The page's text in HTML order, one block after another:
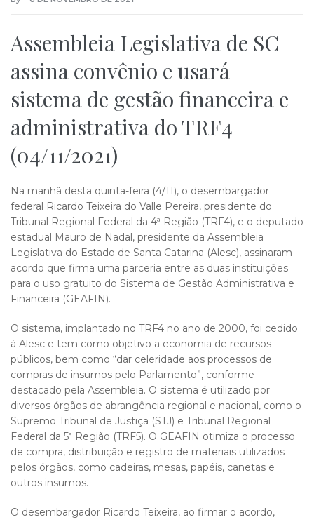
Assembleia Legislativa de SC
assina convênio e usará
sistema de gestão financeira e
administrativa do TRF4
(04/11/2021)
Na manhã desta quinta-feira (4/11), o desembargador
federal Ricardo Teixeira do Valle Pereira, presidente do
Tribunal Regional Federal da 4ª Região (TRF4), e o deputado
estadual Mauro de Nadal, presidente da Assembleia
Legislativa do Estado de Santa Catarina (Alesc), assinaram
acordo que firma uma parceria entre as duas instituições
para o uso gratuito do Sistema de Gestão Administrativa e
Financeira (GEAFIN).
O sistema, implantado no TRF4 no ano de 2000, foi cedido
à Alesc e tem como objetivo a economia de recursos
públicos, bem como “dar celeridade aos processos de
compras de insumos pelo Parlamento”, conforme
destacado pela Assembleia. O sistema é utilizado por
diversos órgãos de abrangência regional e nacional, como o
Supremo Tribunal de Justiça (STJ) e Tribunal Regional
Federal da 5ª Região (TRF5). O GEAFIN otimiza o processo
de compra, distribuição e registro de materiais utilizados
pelos órgãos, como cadeiras, mesas, papéis, canetas e
outros insumos.
O desembargador Ricardo Teixeira, ao firmar o acordo,